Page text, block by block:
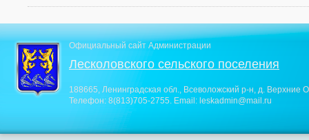
Официальный сайт Администрации
Лесколовского сельского поселения
188665, Ленинградская обл., Всеволожский р-н, д. Верхние
Телефон: 8(813)705-2755 . Email: leskadmin@mail.ru